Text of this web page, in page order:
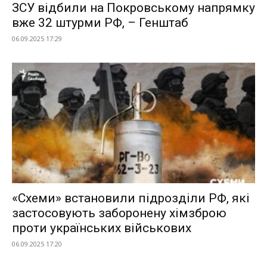
ЗСУ відбили на Покровському напрямку
вже 32 штурми РФ, – Генштаб
06.09.2025 17:29
«Схеми» встановили підрозділи РФ, які
застосовують заборонену хімзброю
проти українських військових
06.09.2025 17:20